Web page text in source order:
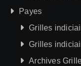
Payes
Grilles
Grilles
Archives